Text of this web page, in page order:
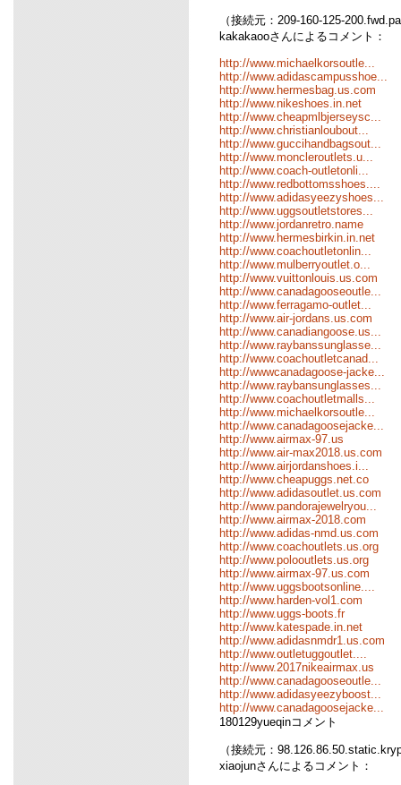
（接続元：209-160-125-
kakakaooさんによるコメント：
http://www.michaelkorsoutle...
http://www.adidascampusshoe...
http://www.hermesbag.us.com
http://www.nikeshoes.in.net
http://www.cheapmlbjerseysc...
http://www.christianloubout...
http://www.guccihandbagsout...
http://www.moncleroutlets.u...
http://www.coach-outletonli...
http://www.redbottomsshoes....
http://www.adidasyeezyshoes...
http://www.uggsoutletstores...
http://www.jordanretro.name
http://www.hermesbirkin.in.net
http://www.coachoutletonlin...
http://www.mulberryoutlet.o...
http://www.vuittonlouis.us.com
http://www.canadagooseoutle...
http://www.ferragamo-outlet...
http://www.air-jordans.us.com
http://www.canadiangoose.us...
http://www.raybanssunglasse...
http://www.coachoutletcanad...
http://wwwcanadagoose-jacke...
http://www.raybansunglasses...
http://www.coachoutletmalls...
http://www.michaelkorsoutle...
http://www.canadagoosejacke...
http://www.airmax-97.us
http://www.air-max2018.us.com
http://www.airjordanshoes.i...
http://www.cheapuggs.net.co
http://www.adidasoutlet.us.com
http://www.pandorajewelryou...
http://www.airmax-2018.com
http://www.adidas-nmd.us.com
http://www.coachoutlets.us.org
http://www.polooutlets.us.org
http://www.airmax-97.us.com
http://www.uggsbootsonline....
http://www.harden-vol1.com
http://www.uggs-boots.fr
http://www.katespade.in.net
http://www.adidasnmdr1.us.com
http://www.outletuggoutlet....
http://www.2017nikeairmax.us
http://www.canadagooseoutle...
http://www.adidasyeezyboost...
http://www.canadagoosejacke...
180129yueqinコメント
（接続元：
xiaojunさんによるコメント：